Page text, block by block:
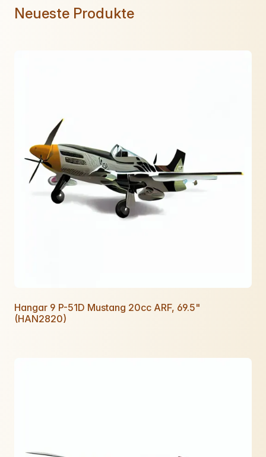
Neueste Produkte
Hangar 9 P-51D Mustang 20cc ARF, 69.5"
(HAN2820)